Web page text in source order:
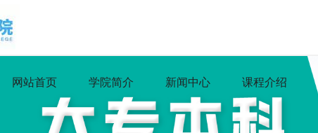
网站首页 学院简介 新闻中心 课程介绍